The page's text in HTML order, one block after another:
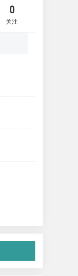
0
关注